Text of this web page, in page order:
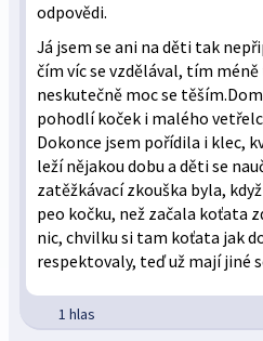
odpovědi.
Já jsem se ani na děti tak
čím víc se vzdělával, tím
neskutečně moc se
pohodlí koček i malého
Dokonce jsem pořídila i klec,
leží nějakou dobu a děti se
zatěžkávací zkouška byla,
peo kočku, než začala koťata
nic, chvilku si tam koťata jak
respektovaly, teď už mají jiné
1 hlas